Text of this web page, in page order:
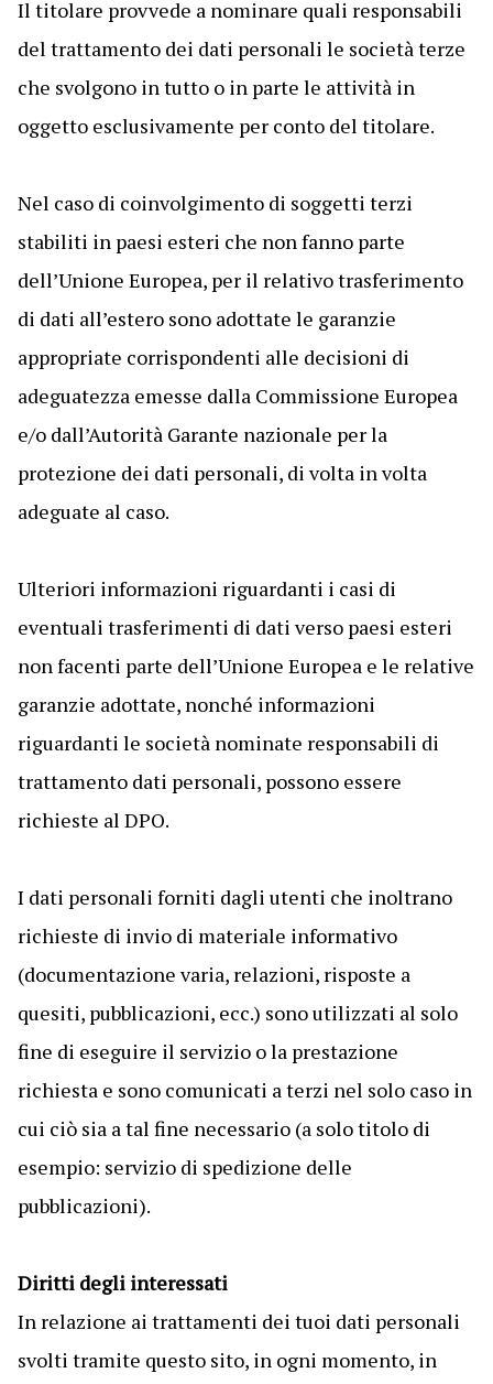
Il titolare provvede a nominare quali responsabili
del trattamento dei dati personali le società terze
che svolgono in tutto o in parte le attività in
oggetto esclusivamente per conto del titolare.
Nel caso di coinvolgimento di soggetti terzi
stabiliti in paesi esteri che non fanno parte
dell’Unione Europea, per il relativo trasferimento
di dati all’estero sono adottate le garanzie
appropriate corrispondenti alle decisioni di
adeguatezza emesse dalla Commissione Europea
e/o dall’Autorità Garante nazionale per la
protezione dei dati personali, di volta in volta
adeguate al caso.
Ulteriori informazioni riguardanti i casi di
eventuali trasferimenti di dati verso paesi esteri
non facenti parte dell’Unione Europea e le relative
garanzie adottate, nonché informazioni
riguardanti le società nominate responsabili di
trattamento dati personali, possono essere
richieste al DPO.
I dati personali forniti dagli utenti che inoltrano
richieste di invio di materiale informativo
(documentazione varia, relazioni, risposte a
quesiti, pubblicazioni, ecc.) sono utilizzati al solo
fine di eseguire il servizio o la prestazione
richiesta e sono comunicati a terzi nel solo caso in
cui ciò sia a tal fine necessario (a solo titolo di
esempio: servizio di spedizione delle
pubblicazioni).
Diritti degli interessati
In relazione ai trattamenti dei tuoi dati personali
svolti tramite questo sito, in ogni momento, in